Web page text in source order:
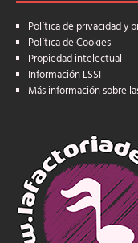
Política de privacidad y
Política de Cookies
Propiedad intelectual
Información LSSI
Más información sobre